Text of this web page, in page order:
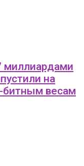
миллиардами
на
битным весам